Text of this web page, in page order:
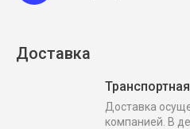
Доставка
Доставка
компанией. В